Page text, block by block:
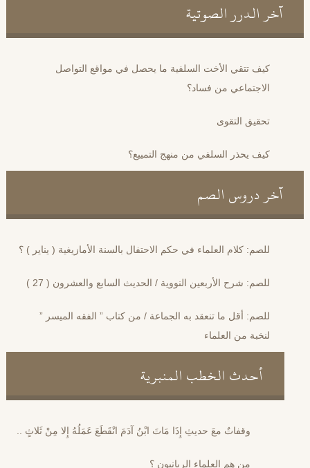
آخر الدرر الصوتية
كيف تتقي الأخت السلفية ما يحصل في مواقع التواصل
الاجتماعي من فساد؟
تحقيق التقوى
كيف يحذر السلفي من منهج التمييع؟
آخر دروس الصم
للصم: كلام العلماء في حكم الاحتفال بالسنة الأمازيغية ( يناير ) ؟
للصم: شرح الأربعين النووية / الحديث السابع والعشرون ( 27 )
للصم: أقل ما تنعقد به الجماعة / من كتاب ” الفقه الميسر ”
لنخبة من العلماء
أحدث الخطب المنبرية
وقفاتٌ معَ حديثِ إِذَا مَاتَ ابْنُ آدَمَ انْقَطَعَ عَمَلُهُ إِلا مِنْ ثَلاثٍ ..
من هم العلماء الربانيون ؟